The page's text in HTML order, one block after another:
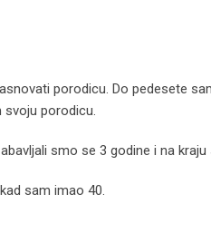
porodicu. Do pedesete
porodicu.
smo se 3 godine i na
sam imao 40.